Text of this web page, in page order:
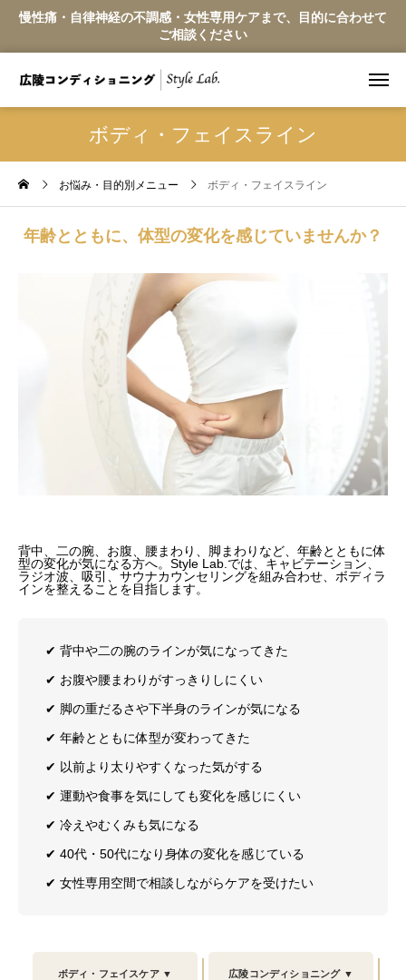
慢性痛・自律神経の不調感・女性専用ケアまで、目的に合わせて
ご相談ください
ボディ・フェイスライン
お悩み・目的別メニュー ボディ・フェイスライン
年齢とともに、体型の変化を感じていませんか？
背中、二の腕、お腹、腰まわり、脚まわりなど、年齢とともに体
型の変化が気になる方へ。Style Lab.では、キャビテーション、
ラジオ波、吸引、サウナカウンセリングを組み合わせ、ボディラ
インを整えることを目指します。
✔︎ 背中や二の腕のラインが気になってきた
✔︎ お腹や腰まわりがすっきりしにくい
✔︎ 脚の重だるさや下半身のラインが気になる
✔︎ 年齢とともに体型が変わってきた
✔︎ 以前より太りやすくなった気がする
✔︎ 運動や食事を気にしても変化を感じにくい
✔︎ 冷えやむくみも気になる
✔︎ 40代・50代になり身体の変化を感じている
✔︎ 女性専用空間で相談しながらケアを受けたい
ボディ・フェイスケア ▼ 広陵コンディショニング ▼